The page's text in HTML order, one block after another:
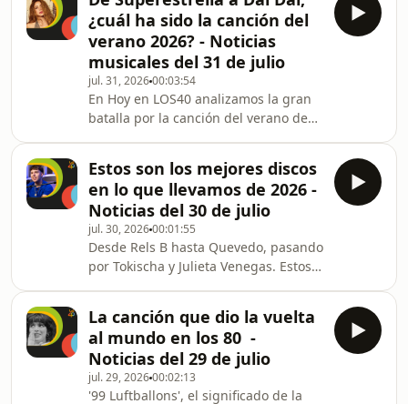
once semanas de ascenso. En el
número 2 se sitúan Lola Índigo y
Lucho RK con El Bachatón de la L. La
subida más fuerte es para Teddy
Swims, que lleva Mr Know It All del 26
al 20. Además, Ariana Grande entra
directamente al 25 con Hate That I
Made You Love Me. Y Aita
¿cuál ha sido la canción del
verano 2026? - Noticias
musicales del 31 de julio
jul. 31, 202600:03:54
En Hoy en LOS40 analizamos la gran
batalla por la canción del verano de
favoritos, desde La Graciosa de
Quevedo y Elvis Crespo hasta DAI DAI
de Shakira y Burna Boy, pasando por
Superestrella de Aitana y Pa Ti Toa de
Ana Mena y Lola Índigo. Además,
recordamos qué convierte un tema en
himno estival y exploramos otras
candidatas sorpr
Estos son los mejores discos
en lo que llevamos de 2026 -
Noticias del 30 de julio
jul. 30, 202600:01:55
Desde Rels B hasta Quevedo, pasando
por Tokischa y Julieta Venegas. Estos
La canción que dio la vuelta
al mundo en los 80 -
Noticias del 29 de julio
jul. 29, 202600:02:13
'99 Luftballons', el significado de la